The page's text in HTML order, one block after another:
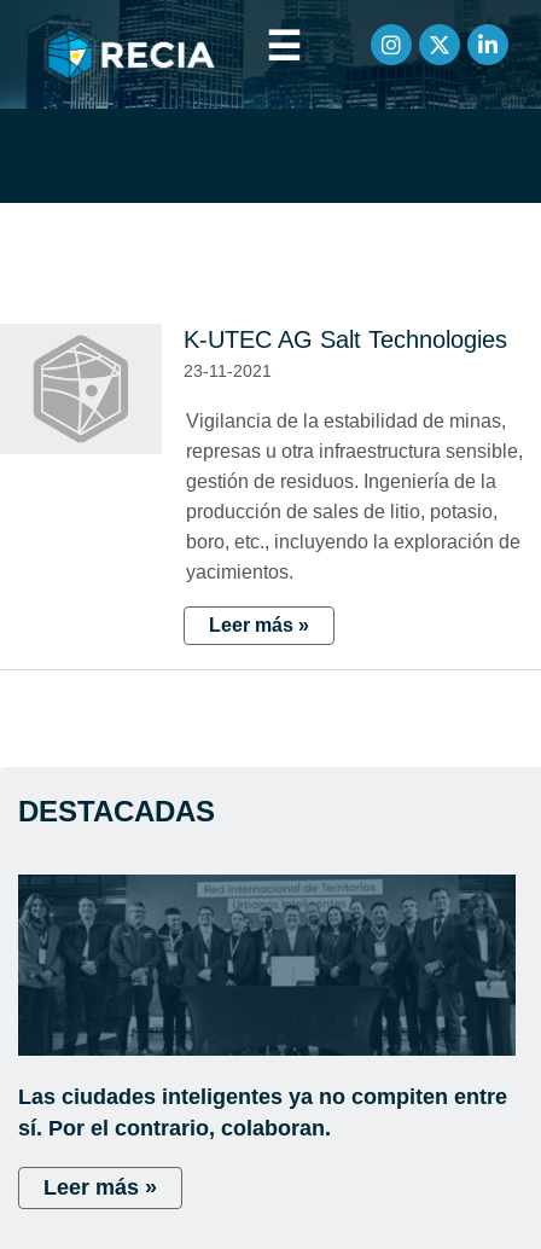
☰
K-UTEC AG Salt Technologies
23-11-2021
Vigilancia de la estabilidad de minas,
represas u otra infraestructura sensible,
gestión de residuos. Ingeniería de la
producción de sales de litio, potasio,
boro, etc., incluyendo la exploración de
yacimientos.
Leer más »
DESTACADAS
Las ciudades inteligentes ya no compiten entre
sí. Por el contrario, colaboran.
Leer más »